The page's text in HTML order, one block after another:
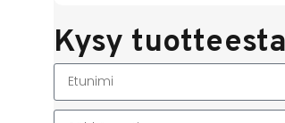
Kysy tuotteesta